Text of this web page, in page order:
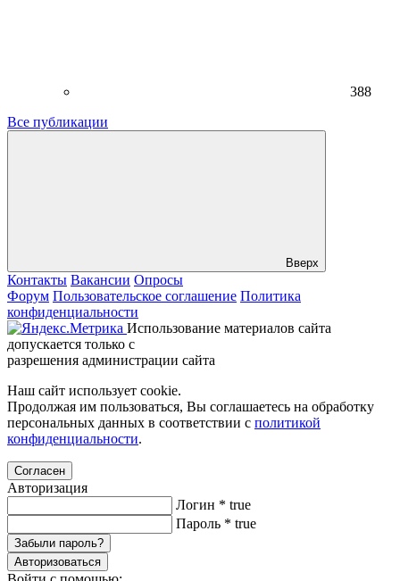
388
Все публикации
Вверх
Контакты Вакансии Опросы
Форум Пользовательское соглашение Политика
конфиденциальности
Использование материалов сайта
допускается только с
разрешения администрации сайта
Наш сайт использует cookie.
Продолжая им пользоваться, Вы соглашаетесь на обработку
персональных данных в соответствии с политикой
конфиденциальности.
Согласен
Авторизация
Логин * true
Пароль * true
Забыли пароль?
Авторизоваться